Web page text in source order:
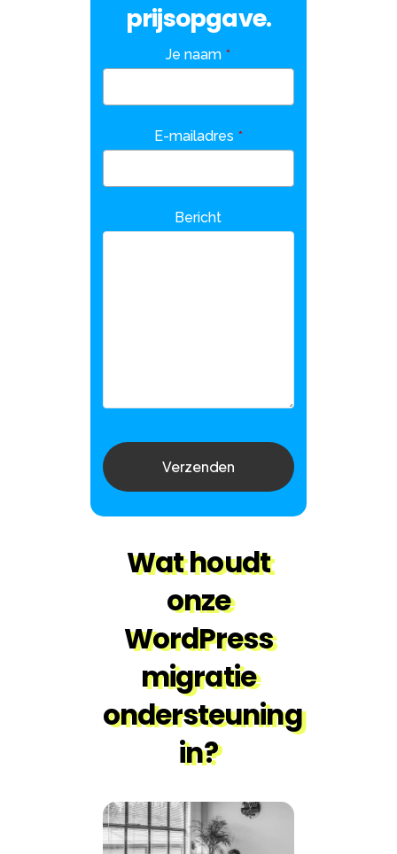
prijsopgave.
Email
Je naam *
E-mailadres *
Bericht
Verzenden
Wat houdt
onze
WordPress
migratie
ondersteuning
in?